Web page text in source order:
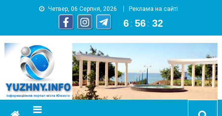
Четвер, 06 Серпня, 2026 Реклама на сайті
6 : 56 : 33
YUZHNY.INFO
информационный портал города Южный